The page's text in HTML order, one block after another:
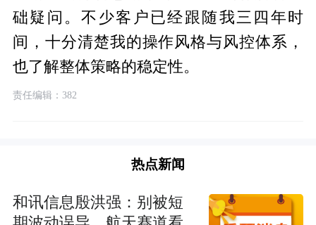
础疑问。不少客户已经跟随我三四年时
间，十分清楚我的操作风格与风控体系，
也了解整体策略的稳定性。
责任编辑：382
热点新闻
和讯信息殷洪强：别被短